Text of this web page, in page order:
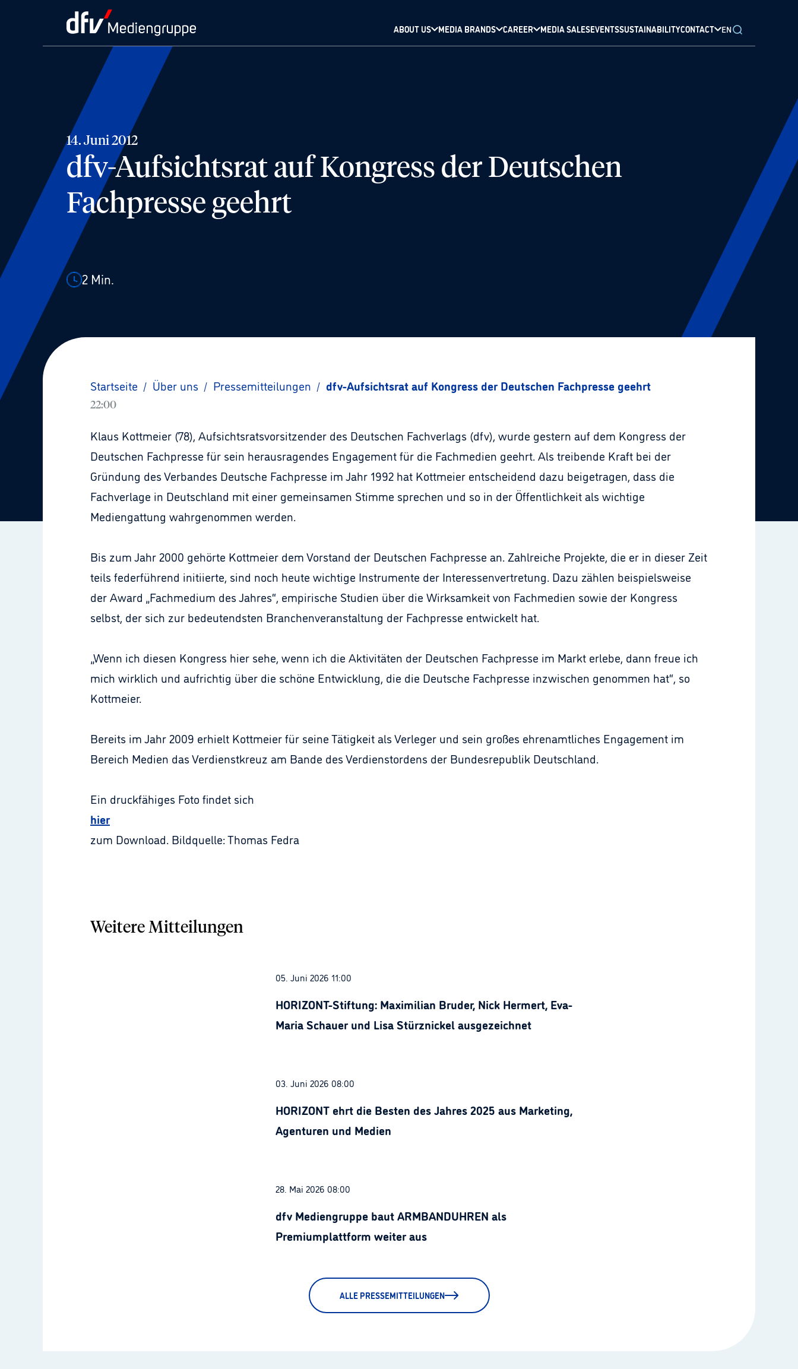
ABOUT US MEDIA BRANDS CAREER MEDIA SALESEVENTSSUSTAINABILITYCONTACT EN
14. Juni 2012
dfv-Aufsichtsrat auf Kongress der Deutschen
Fachpresse geehrt
2 Min.
Startseite / Über uns / Pressemitteilungen / dfv-Aufsichtsrat auf Kongress der Deutschen Fachpresse geehrt
22:00
Klaus Kottmeier (78), Aufsichtsratsvorsitzender des Deutschen Fachverlags (dfv), wurde gestern auf dem Kongress der
Deutschen Fachpresse für sein herausragendes Engagement für die Fachmedien geehrt. Als treibende Kraft bei der
Gründung des Verbandes Deutsche Fachpresse im Jahr 1992 hat Kottmeier entscheidend dazu beigetragen, dass die
Fachverlage in Deutschland mit einer gemeinsamen Stimme sprechen und so in der Öffentlichkeit als wichtige
Mediengattung wahrgenommen werden.
Bis zum Jahr 2000 gehörte Kottmeier dem Vorstand der Deutschen Fachpresse an. Zahlreiche Projekte, die er in dieser Zeit
teils federführend initiierte, sind noch heute wichtige Instrumente der Interessenvertretung. Dazu zählen beispielsweise
der Award „Fachmedium des Jahres“, empirische Studien über die Wirksamkeit von Fachmedien sowie der Kongress
selbst, der sich zur bedeutendsten Branchenveranstaltung der Fachpresse entwickelt hat.
„Wenn ich diesen Kongress hier sehe, wenn ich die Aktivitäten der Deutschen Fachpresse im Markt erlebe, dann freue ich
mich wirklich und aufrichtig über die schöne Entwicklung, die die Deutsche Fachpresse inzwischen genommen hat“, so
Kottmeier.
Bereits im Jahr 2009 erhielt Kottmeier für seine Tätigkeit als Verleger und sein großes ehrenamtliches Engagement im
Bereich Medien das Verdienstkreuz am Bande des Verdienstordens der Bundesrepublik Deutschland.
Ein druckfähiges Foto findet sich
hier
zum Download. Bildquelle: Thomas Fedra
Weitere Mitteilungen
05. Juni 2026 11:00
HORIZONT-Stiftung: Maximilian Bruder, Nick Hermert, Eva-
Maria Schauer und Lisa Stürznickel ausgezeichnet
03. Juni 2026 08:00
HORIZONT ehrt die Besten des Jahres 2025 aus Marketing,
Agenturen und Medien
28. Mai 2026 08:00
dfv Mediengruppe baut ARMBANDUHREN als
Premiumplattform weiter aus
ALLE PRESSEMITTEILUNGEN